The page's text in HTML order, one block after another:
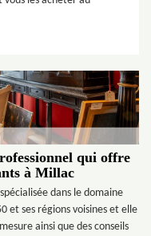
qui offre
à Millac
dans le domaine
et ses régions voisines et elle
ainsi que des conseils